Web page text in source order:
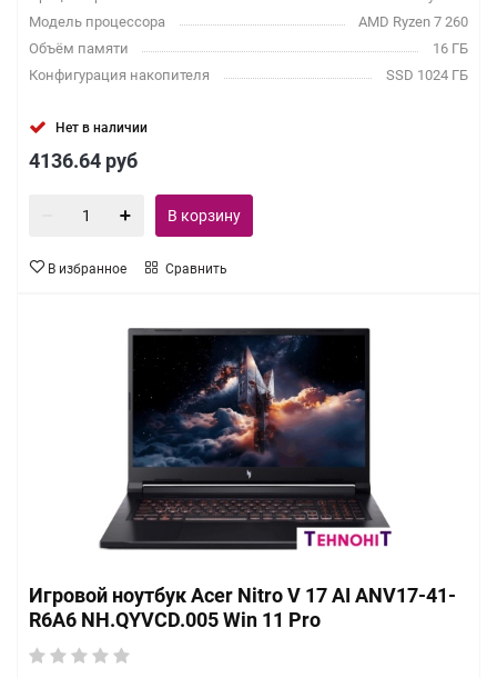
Модель процессора
AMD Ryzen 7 260
Объём памяти
16 ГБ
Конфигурация накопителя
SSD 1024 ГБ
Нет в наличии
4136.64 руб
В корзину
В избранное Сравнить
Игровой ноутбук Acer Nitro V 17 AI ANV17-41-
R6A6 NH.QYVCD.005 Win 11 Pro